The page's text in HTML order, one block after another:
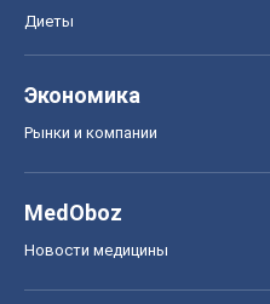
Диеты
Экономика
Рынки и компании
MedOboz
Новости медицины